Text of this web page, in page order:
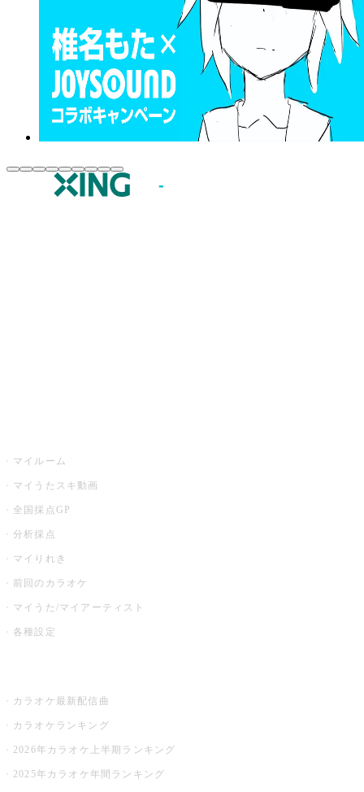
マイルーム
マイうたスキ動画
全国採点GP
分析採点
マイりれき
前回のカラオケ
マイうた/マイアーティスト
各種設定
カラオケ最新配信曲
カラオケランキング
2026年カラオケ上半期ランキング
2025年カラオケ年間ランキング